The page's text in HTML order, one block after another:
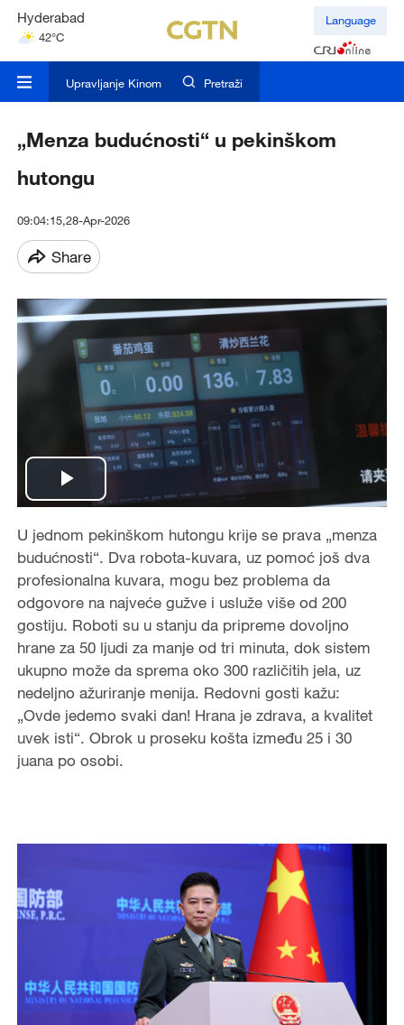
Hyderabad
42°C
Mumbai
Language
Upravljanje Kinom Pretraži
„Menza budućnosti“ u pekinškom
hutongu
09:04:15,28-Apr-2026
Share
Play
Video
U jednom pekinškom hutongu krije se prava „menza
budućnosti“. Dva robota-kuvara, uz pomoć još dva
profesionalna kuvara, mogu bez problema da
odgovore na najveće gužve i usluže više od 200
gostiju. Roboti su u stanju da pripreme dovoljno
hrane za 50 ljudi za manje od tri minuta, dok sistem
ukupno može da sprema oko 300 različitih jela, uz
nedeljno ažuriranje menija. Redovni gosti kažu:
„Ovde jedemo svaki dan! Hrana je zdrava, a kvalitet
uvek isti“. Obrok u proseku košta između 25 i 30
juana po osobi.